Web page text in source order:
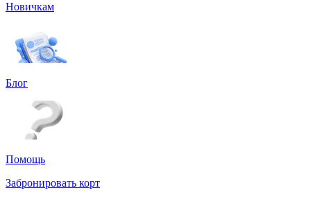
Новичкам
Блог
Помощь
Забронировать корт